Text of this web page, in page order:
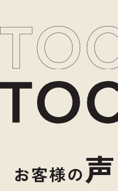
お客様の声